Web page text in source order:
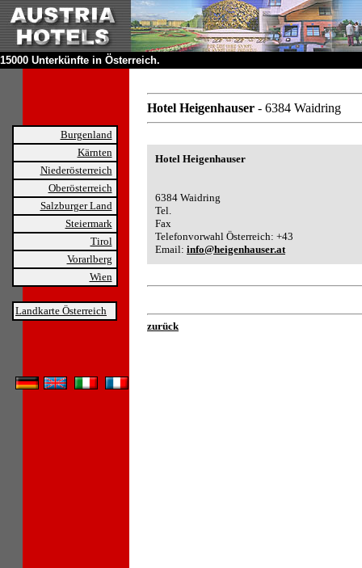
15000 Unterkünfte in Österreich.
Burgenland
Kärnten
Niederösterreich
Oberösterreich
Salzburger Land
Steiermark
Tirol
Vorarlberg
Wien
Landkarte Österreich
Hotel Heigenhauser - 6384 Waidring
Hotel Heigenhauser
6384 Waidring
Tel.
Fax
Telefonvorwahl Österreich: +43
Email: info@heigenhauser.at
zurück